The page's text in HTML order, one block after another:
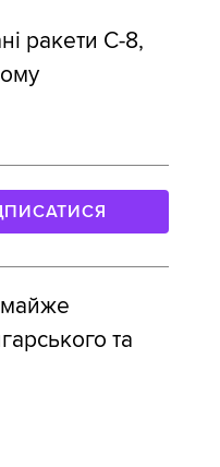
ракети С-8,
майже
та